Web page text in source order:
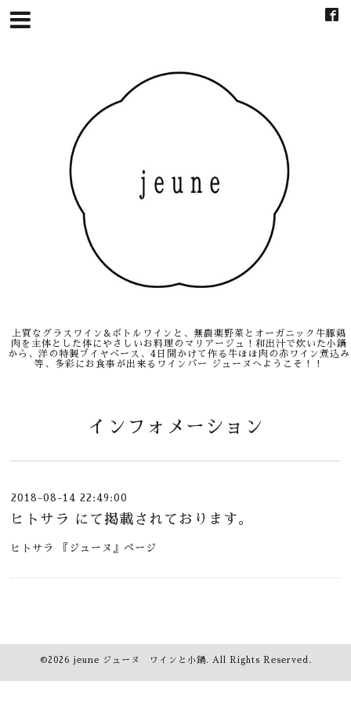
上質なグラスワイン&ボトルワインと、無農薬野菜とオーガニック牛豚鶏
肉を主体とした体にやさしいお料理のマリアージュ！和出汁で炊いた小鍋
から、洋の特製ブイヤベース、4日間かけて作る牛ほほ肉の赤ワイン煮込み
等、多彩にお食事が出来るワインバー ジューヌへようこそ！！
インフォメーション
2018-08-14 22:49:00
ヒトサラ にて掲載されております。
ヒトサラ 『 ジューヌ 』ページ
©2026 jeune ジューヌ ワインと小鍋. All Rights Reserved.